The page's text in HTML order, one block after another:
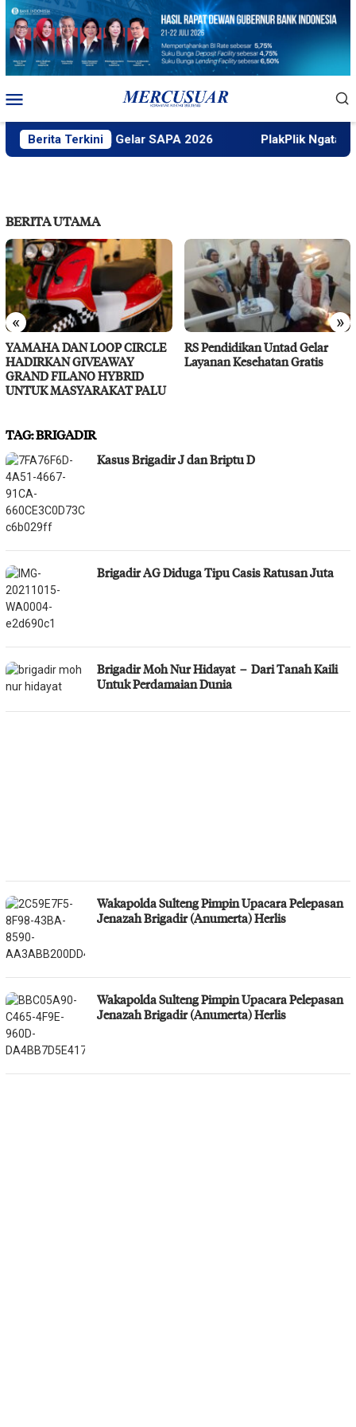
Loncat
konten
Mobile
Berita Terkini
Faktek Untad Gelar SAPA 2026 PlakPlik Ngataku
BERITA UTAMA
« »
YAMAHA DAN LOOP CIRCLE
HADIRKAN GIVEAWAY
GRAND FILANO HYBRID
UNTUK MASYARAKAT PALU
RS Pendidikan Untad Gelar
Layanan Kesehatan Gratis
TAG:BRIGADIR
Kasus Brigadir J dan Briptu D
Brigadir AG Diduga Tipu Casis Ratusan Juta
Brigadir Moh Nur Hidayat – Dari Tanah Kaili
Untuk Perdamaian Dunia
Wakapolda Sulteng Pimpin Upacara Pelepasan
Jenazah Brigadir (Anumerta) Herlis
Wakapolda Sulteng Pimpin Upacara Pelepasan
Jenazah Brigadir (Anumerta) Herlis